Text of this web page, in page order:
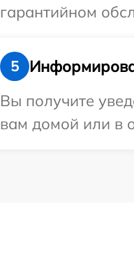
гарантийном
5
Вы получите
вам домой или в